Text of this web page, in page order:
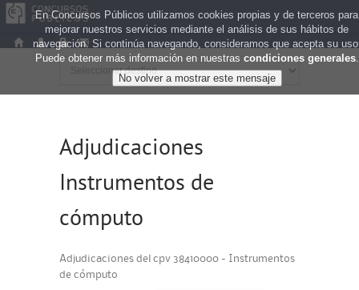
Adjudicaciones
Instrumentos de
cómputo
Adjudicaciones del cpv 38410000 - Instrumentos
de cómputo
En Concursos Públicos utilizamos cookies propias y de terceros para
mejorar nuestros servicios mediante el análisis de sus hábitos de
navegación. Si continúa navegando, consideramos que acepta su
Puede obtener más información en nuestras condiciones generales.